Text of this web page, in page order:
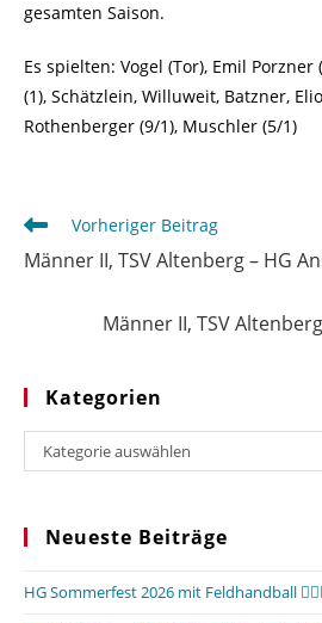
gesamten Saison.
Es spielten: Vogel (Tor), Emil Porzner
(1), Schätzlein, Willuweit, Batzner,
Rothenberger (9/1), Muschler (5/1)
Weitere
Artikel
ansehen
Vorheriger Beitrag
Männer II, TSV Altenberg – HG
Männer II, TSV
Kategorien
Kategorien
Kategorie auswählen
Neueste Beiträge
HG Sommerfest 2026 mit Feldhandball